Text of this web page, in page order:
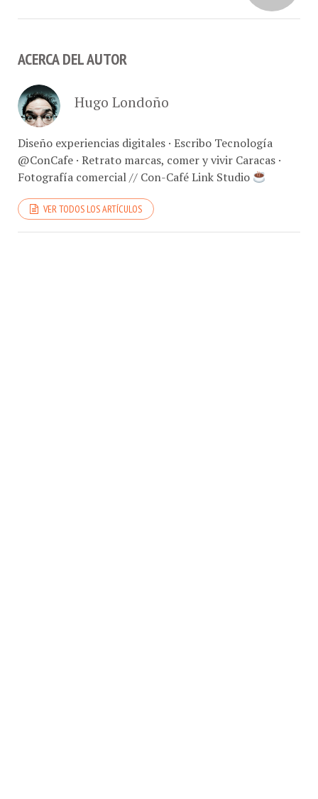
Diseño experiencias digitales · Escribo Tecnología
@ConCafe · Retrato marcas, comer y vivir Caracas ·
Fotografía comercial // Con-Café Link Studio